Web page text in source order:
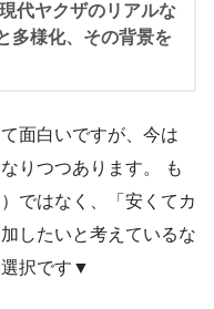
代ヤクザのリアルな
多様化、その背景を
面白いですが、今は
りつつあります。 も
ではなく、「安くてカ
したいと考えているな
選択です▼